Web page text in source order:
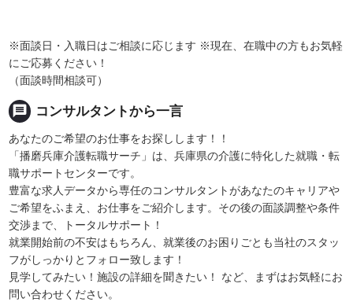
※面談日・入職日はご相談に応じます ※現在、在職中の方もお気軽
にご応募ください！
（面談時間相談可）
message コンサルタントから一言
あなたのご希望のお仕事をお探しします！！
「播磨兵庫介護転職サーチ」は、兵庫県の介護に特化した就職・転
職サポートセンターです。
豊富な求人データから専任のコンサルタントがあなたのキャリアや
ご希望をふまえ、お仕事をご紹介します。その後の面談調整や条件
交渉まで、トータルサポート！
就業開始前の不安はもちろん、就業後のお困りごとも当社のスタッ
フがしっかりとフォロー致します！
見学してみたい！施設の詳細を聞きたい！ など、まずはお気軽にお
問い合わせください。